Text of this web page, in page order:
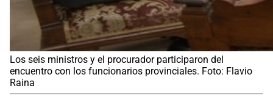
Los seis ministros y el procurador participaron del
encuentro con los funcionarios provinciales. Foto: Flavio
Raina